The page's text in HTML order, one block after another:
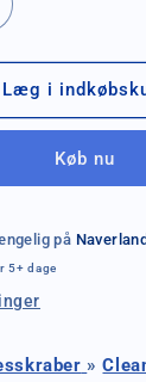
Læg i
Køb nu
på
5+ dage
»